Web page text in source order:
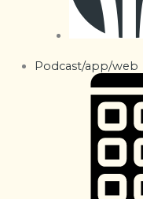
Podcast/app/web